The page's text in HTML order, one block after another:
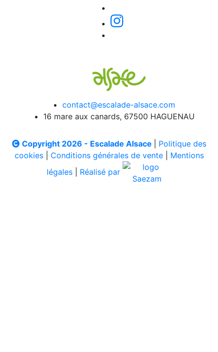
contact@escalade-alsace.com
16 mare aux canards, 67500 HAGUENAU
Copyright 2026 - Escalade Alsace
Politique des
cookies| Conditions générales de vente| Mentions
légales
Réalisé par